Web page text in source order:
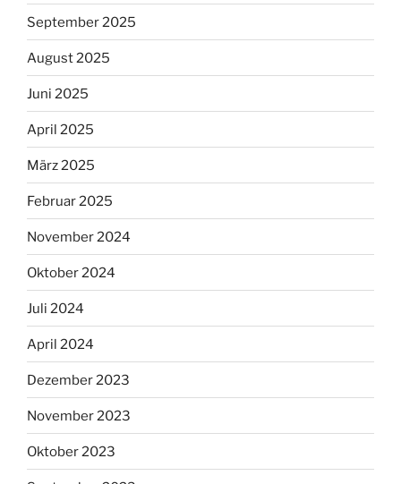
September 2025
August 2025
Juni 2025
April 2025
März 2025
Februar 2025
November 2024
Oktober 2024
Juli 2024
April 2024
Dezember 2023
November 2023
Oktober 2023